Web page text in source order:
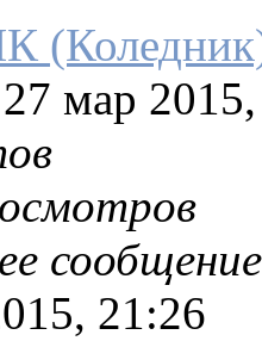
27 мар
сообщение
21:26